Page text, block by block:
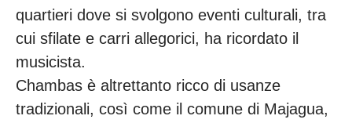
quartieri dove si svolgono eventi culturali, tra
cui sfilate e carri allegorici, ha ricordato il
musicista.
Chambas è altrettanto ricco di usanze
tradizionali, così come il comune di Majagua,